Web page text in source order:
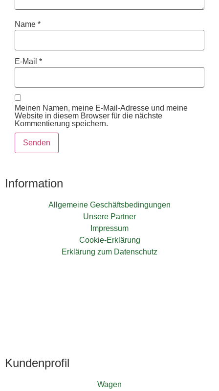
Name *
E-Mail *
Meinen Namen, meine E-Mail-Adresse und meine
Website in diesem Browser für die nächste
Kommentierung speichern.
Information
Allgemeine Geschäftsbedingungen
Unsere Partner
Impressum
Cookie-Erklärung
Erklärung zum Datenschutz
Kundenprofil
Wagen